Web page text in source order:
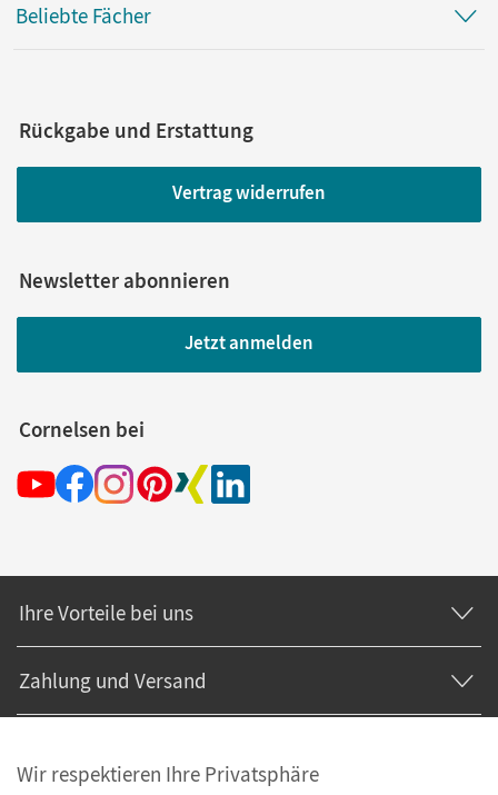
Beliebte Fächer
Rückgabe und Erstattung
Vertrag widerrufen
Newsletter abonnieren
Jetzt anmelden
Cornelsen bei
Ihre Vorteile bei uns
Zahlung und Versand
Wir respektieren Ihre Privatsphäre